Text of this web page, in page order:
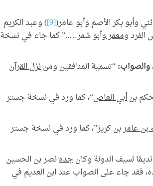
وأبو بكر الأصم وأبو عامر([9] ) وعبد الكريم
ومعمروأبو شمر…..” كما جاء في نسخة
والصواب:“تسمية المنافقين ومننزل القرآن
بنأبي العاص“، كما ورد في نسخة جستر
بن عامربن كريز”، كما ورد في نسخة جستر
جدهنصر بن الحسين
فقد جاء على الصواب عند ابن العديم في